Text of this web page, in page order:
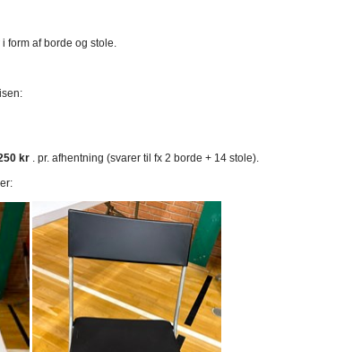
form af borde og stole.
kr . pr. afhentning (svarer til fx 2 borde + 14 stole).